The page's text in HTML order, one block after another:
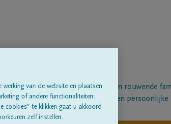
Een platform om rouwende
te betuigen met een persoonlijke
van de website en plaatsen
of andere functionaliteiten;
cookies” te klikken gaat u akkoord
zelf instellen.